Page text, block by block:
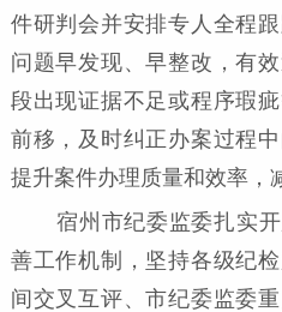
件研判会并安排专人全程
问题早发现、早整改，有
段出现证据不足或程序瑕
前移，及时纠正办案过程
提升案件办理质量和效率，
宿州市纪委监委扎实
善工作机制，坚持各级纪
间交叉互评、市纪委监委